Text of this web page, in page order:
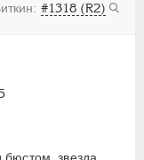
#1318 (R2)